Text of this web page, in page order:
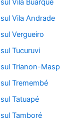
Vila Buarque
Vila Andrade
Vergueiro
Tucuruvi
Trianon-Masp
Tremembé
Tatuapé
Tamboré